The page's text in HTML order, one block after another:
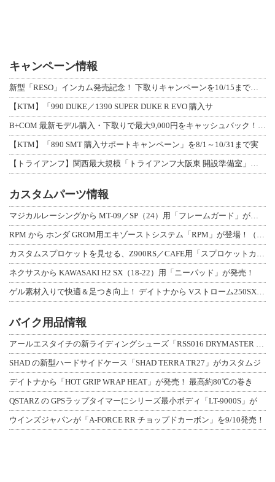
キャンペーン情報
新型「RESO」インカム発売記念！ 下取りキャンペーンを10/15まで延長して開
【KTM】「990 DUKE／1390 SUPER DUKE R EVO 購入サ
B+COM 最新モデル購入・下取りで最大9,000円をキャッシュバック！「B+F
【KTM】「890 SMT 購入サポートキャンペーン」を8/1～10/31まで実
【トライアンフ】関西最大規模「トライアンフ大阪東 開設準備室」がオープン！ 限定
カスタムパーツ情報
マジカルレーシングから MT-09／SP（24）用「フレームガード」が登場！
RPM から ホンダ GROM用エキゾーストシステム「RPM」が登場！（動画あり
カスタムスプロケットを見せる、Z900RS／CAFE用「スプロケットカバーフルキ
ネクサスから KAWASAKI H2 SX（18-22）用「ニーパッド」が発売！
ゲル素材入りで快適＆足つき向上！ デイトナから Vストローム250SX用「快適ロ
バイク用品情報
アールエスタイチの新ライディングシューズ「RSS016 DRYMASTER スト
SHAD の新型ハードサイドケース「SHAD TERRA TR27」がカスタムジ
デイトナから「HOT GRIP WRAP HEAT」が発売！ 最高約80℃の巻き
QSTARZ の GPSラップタイマーにシリーズ最小ボディ「LT-9000S」が
ウインズジャパンが「A-FORCE RR チョップドカーボン」を9/10発売！